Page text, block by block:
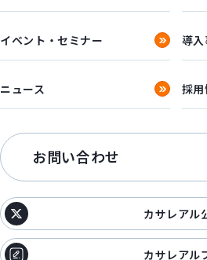
イベント・セミナー 導
ニュース 採用
お問い合わせ
カサレアル
カサレアル